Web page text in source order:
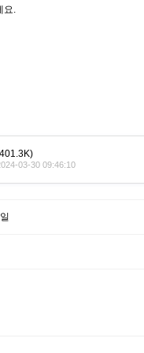
요.
03-30 09:46:10